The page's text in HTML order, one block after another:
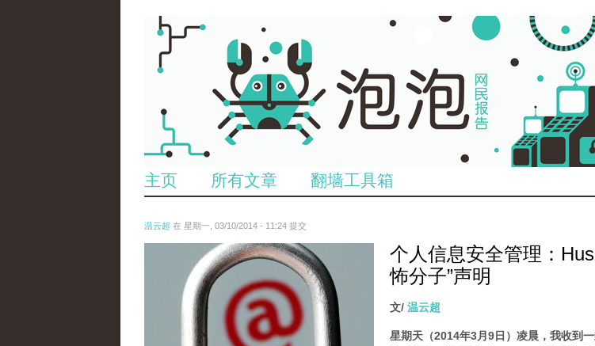
主页 所有文章 翻墙工具箱
温云超 在 星期一, 03/10/2014 - 11:24 提交
reporters_11877176.jpg
个人信息安全管理：
怖分子”声明
文/ 温云超
星期天（2014年3月9日）凌晨，我收到